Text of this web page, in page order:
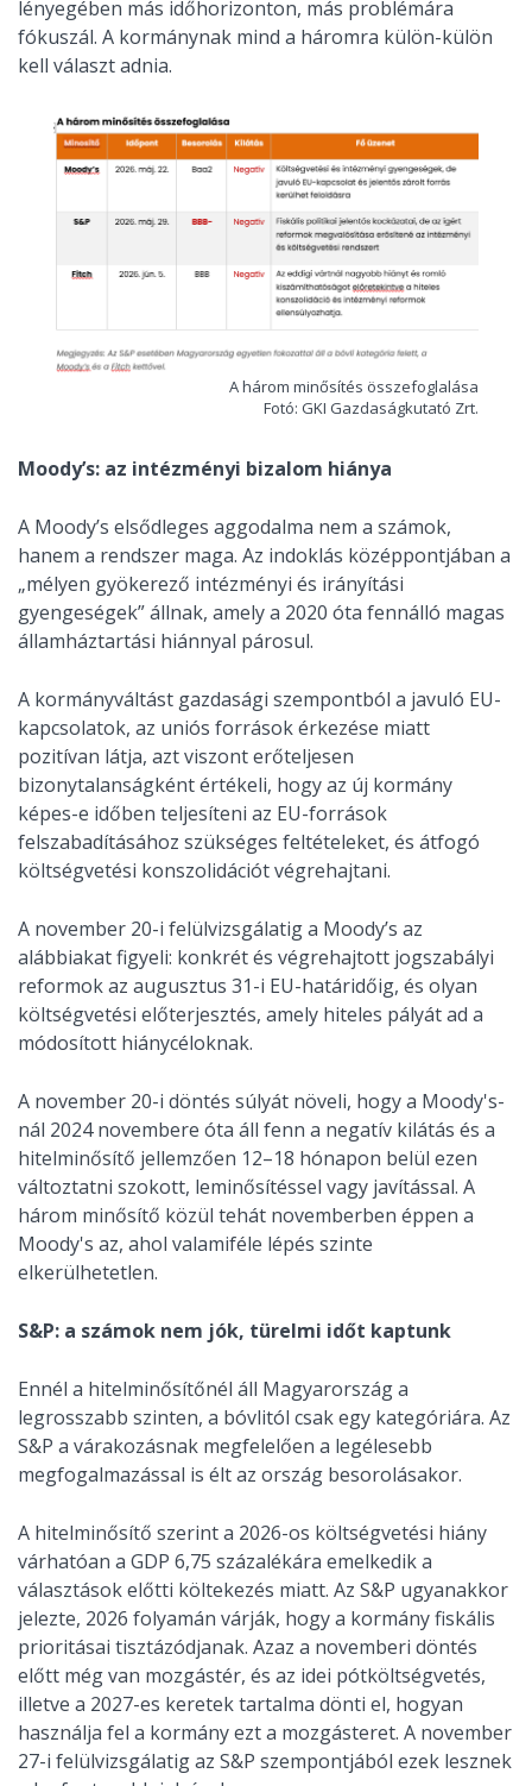
lényegében más időhorizonton, más problémára
fókuszál. A kormánynak mind a háromra külön-külön
kell választ adnia.
A három minősítés összefoglalása
Fotó: GKI Gazdaságkutató Zrt.
Moody’s: az intézményi bizalom hiánya
A Moody’s elsődleges aggodalma nem a számok,
hanem a rendszer maga. Az indoklás középpontjában a
„mélyen gyökerező intézményi és irányítási
gyengeségek” állnak, amely a 2020 óta fennálló magas
államháztartási hiánnyal párosul.
A kormányváltást gazdasági szempontból a javuló EU-
kapcsolatok, az uniós források érkezése miatt
pozitívan látja, azt viszont erőteljesen
bizonytalanságként értékeli, hogy az új kormány
képes-e időben teljesíteni az EU-források
felszabadításához szükséges feltételeket, és átfogó
költségvetési konszolidációt végrehajtani.
A november 20-i felülvizsgálatig a Moody’s az
alábbiakat figyeli: konkrét és végrehajtott jogszabályi
reformok az augusztus 31-i EU-határidőig, és olyan
költségvetési előterjesztés, amely hiteles pályát ad a
módosított hiánycéloknak.
A november 20-i döntés súlyát növeli, hogy a Moody's-
nál 2024 novembere óta áll fenn a negatív kilátás és a
hitelminősítő jellemzően 12–18 hónapon belül ezen
változtatni szokott, leminősítéssel vagy javítással. A
három minősítő közül tehát novemberben éppen a
Moody's az, ahol valamiféle lépés szinte
elkerülhetetlen.
S&P: a számok nem jók, türelmi időt kaptunk
Ennél a hitelminősítőnél áll Magyarország a
legrosszabb szinten, a bóvlitól csak egy kategóriára. Az
S&P a várakozásnak megfelelően a legélesebb
megfogalmazással is élt az ország besorolásakor.
A hitelminősítő szerint a 2026-os költségvetési hiány
várhatóan a GDP 6,75 százalékára emelkedik a
választások előtti költekezés miatt. Az S&P ugyanakkor
jelezte, 2026 folyamán várják, hogy a kormány fiskális
prioritásai tisztázódjanak. Azaz a novemberi döntés
előtt még van mozgástér, és az idei pótköltségvetés,
illetve a 2027-es keretek tartalma dönti el, hogyan
használja fel a kormány ezt a mozgásteret. A november
27-i felülvizsgálatig az S&P szempontjából ezek lesznek